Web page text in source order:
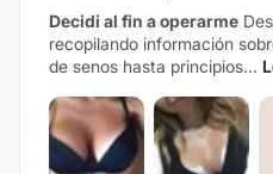
Decidi al fin a operarme
recopilando información
de senos hasta principios...